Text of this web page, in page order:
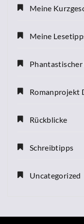
Meine
Meine
Romanprojekt
Rückblicke
Schreibtipps
Uncategorized